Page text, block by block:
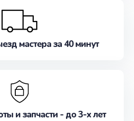
мастера за 40 минут
и запчасти - до 3-х лет